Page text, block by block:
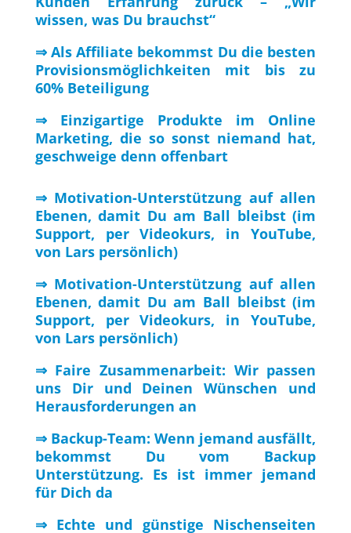
wissen, was Du brauchst“
⇒ Als Affiliate bekommst Du die besten
Provisionsmöglichkeiten mit bis zu
60% Beteiligung
⇒ Einzigartige Produkte im Online
Marketing, die so sonst niemand hat,
geschweige denn offenbart
⇒ Motivation-Unterstützung auf allen
Ebenen, damit Du am Ball bleibst (im
Support, per Videokurs, in YouTube,
von Lars persönlich)
⇒ Motivation-Unterstützung auf allen
Ebenen, damit Du am Ball bleibst (im
Support, per Videokurs, in YouTube,
von Lars persönlich)
⇒ Faire Zusammenarbeit: Wir passen
uns Dir und Deinen Wünschen und
Herausforderungen an
⇒ Backup-Team: Wenn jemand ausfällt,
bekommst Du vom Backup
Unterstützung. Es ist immer jemand
für Dich da
⇒ Echte und günstige Nischenseiten